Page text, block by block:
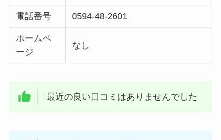
電話番号 0594-48-2601
ホームペ
ージ
なし
最近の良い口コミはありませんでした